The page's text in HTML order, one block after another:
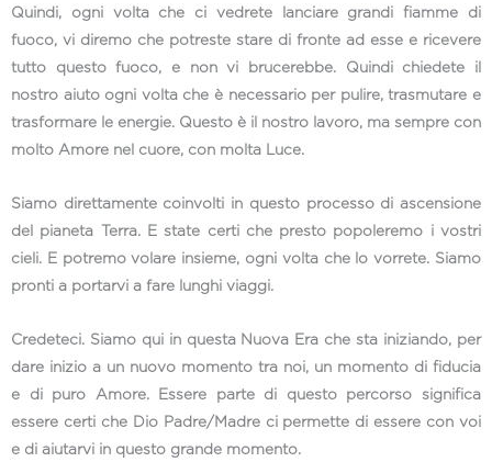
Quindi, ogni volta che ci vedrete lanciare grandi fiamme di
fuoco, vi diremo che potreste stare di fronte ad esse e ricevere
tutto questo fuoco, e non vi brucerebbe. Quindi chiedete il
nostro aiuto ogni volta che è necessario per pulire, trasmutare e
trasformare le energie. Questo è il nostro lavoro, ma sempre con
molto Amore nel cuore, con molta Luce.
Siamo direttamente coinvolti in questo processo di ascensione
del pianeta Terra. E state certi che presto popoleremo i vostri
cieli. E potremo volare insieme, ogni volta che lo vorrete. Siamo
pronti a portarvi a fare lunghi viaggi.
Credeteci. Siamo qui in questa Nuova Era che sta iniziando, per
dare inizio a un nuovo momento tra noi, un momento di fiducia
e di puro Amore. Essere parte di questo percorso significa
essere certi che Dio Padre/Madre ci permette di essere con voi
e di aiutarvi in questo grande momento.